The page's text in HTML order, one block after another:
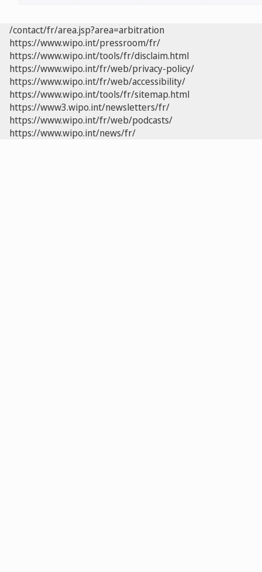
/contact/fr/area.jsp?area=arbitration
https://www.wipo.int/pressroom/fr/
https://www.wipo.int/tools/fr/disclaim.html
https://www.wipo.int/fr/web/privacy-policy/
https://www.wipo.int/fr/web/accessibility/
https://www.wipo.int/tools/fr/sitemap.html
https://www3.wipo.int/newsletters/fr/
https://www.wipo.int/fr/web/podcasts/
https://www.wipo.int/news/fr/